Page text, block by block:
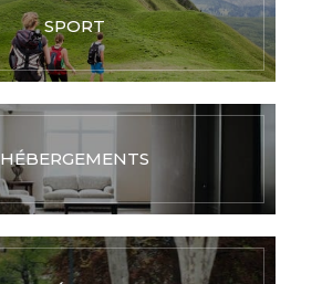
SPORT
HÉBERGEMENTS